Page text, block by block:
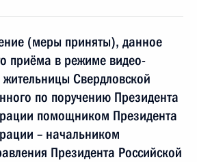
(меры приняты), данное
приёма в режиме видео-
Свердловской
по поручению Президента
помощником Президента
– начальником
Президента Российской